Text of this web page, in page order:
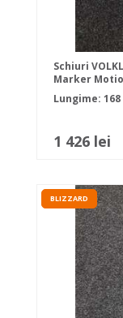
Schiuri
Marker
Lungime: 168
1 426 lei
BLIZZARD